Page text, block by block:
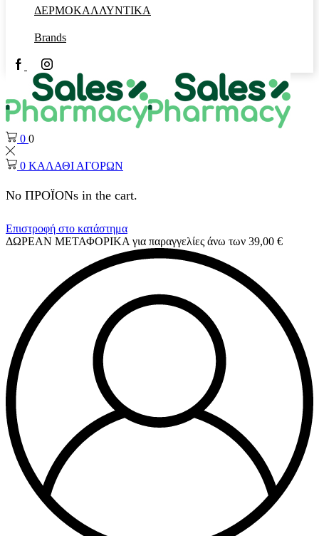
ΔΕΡΜΟΚΑΛΛΥΝΤΙΚΑ
Brands
FacebookInstagram
0 0
0 ΚΑΛΑΘΙ ΑΓΟΡΩΝ
No ΠΡΟΪΟΝs in the cart.
Επιστροφή στο κατάστημα
ΔΩΡΕΑΝ ΜΕΤΑΦΟΡΙΚΑ για παραγγελίες άνω των 39,00 €